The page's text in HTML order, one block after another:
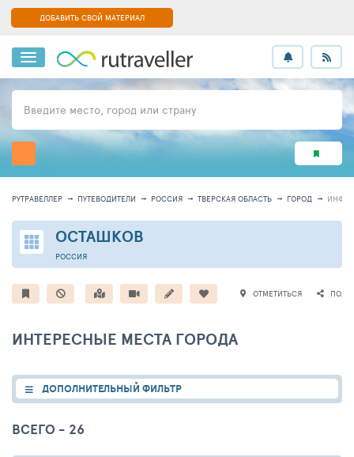
ДОБАВИТЬ СВОЙ МАТЕРИАЛ
Введите место, город или страну
РУТРАВЕЛЛЕР ПУТЕВОДИТЕЛИ РОССИЯ ТВЕРСКАЯ ОБЛАСТЬ ГОРОД
ОСТАШКОВ
РОССИЯ
ОТМЕТИТЬСЯ
ИНТЕРЕСНЫЕ МЕСТА ГОРОДА
ДОПОЛНИТЕЛЬНЫЙ ФИЛЬТР
ВСЕГО - 26